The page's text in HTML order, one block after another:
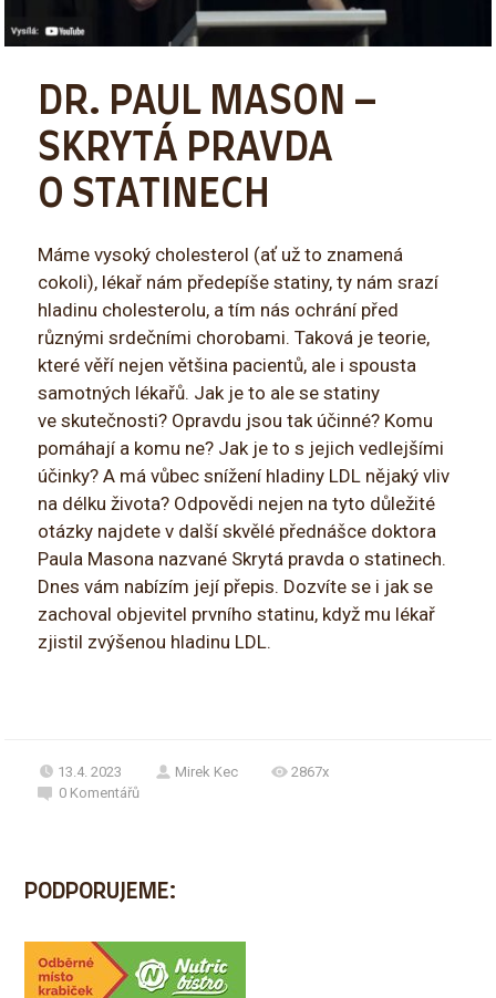
DR. PAUL MASON –
SKRYTÁ PRAVDA
O STATINECH
Máme vysoký cholesterol (ať už to znamená
cokoli), lékař nám předepíše statiny, ty nám srazí
hladinu cholesterolu, a tím nás ochrání před
různými srdečními chorobami. Taková je teorie,
které věří nejen většina pacientů, ale i spousta
samotných lékařů. Jak je to ale se statiny
ve skutečnosti? Opravdu jsou tak účinné? Komu
pomáhají a komu ne? Jak je to s jejich vedlejšími
účinky? A má vůbec snížení hladiny LDL nějaký vliv
na délku života? Odpovědi nejen na tyto důležité
otázky najdete v další skvělé přednášce doktora
Paula Masona nazvané Skrytá pravda o statinech.
Dnes vám nabízím její přepis. Dozvíte se i jak se
zachoval objevitel prvního statinu, když mu lékař
zjistil zvýšenou hladinu LDL.
13.4. 2023 Mirek Kec
2867x
0 Komentářů
PODPORUJEME: